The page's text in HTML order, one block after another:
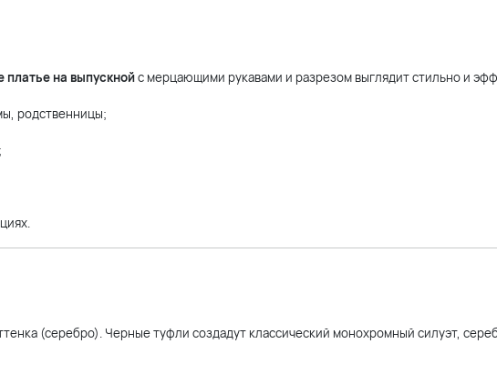
платье на выпускнойс мерцающими рукавами и разрезом выглядит стильно и
родственницы;
(серебро). Черные туфли создадут классический монохромный силуэт,